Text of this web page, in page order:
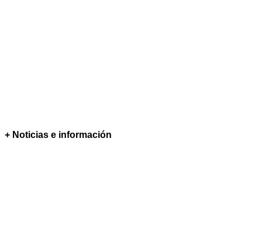
+ Noticias e información